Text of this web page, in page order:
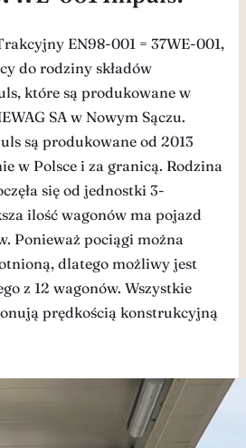
EN98-001 = 37WE-001,
do rodziny składów
które są produkowane w
SA w Nowym Sączu.
są produkowane od 2013
w Polsce i za granicą. Rodzina
się od jednostki 3-
ilość wagonów ma pojazd
Ponieważ pociągi można
dlatego możliwy jest
z 12 wagonów. Wszystkie
prędkością konstrukcyjną